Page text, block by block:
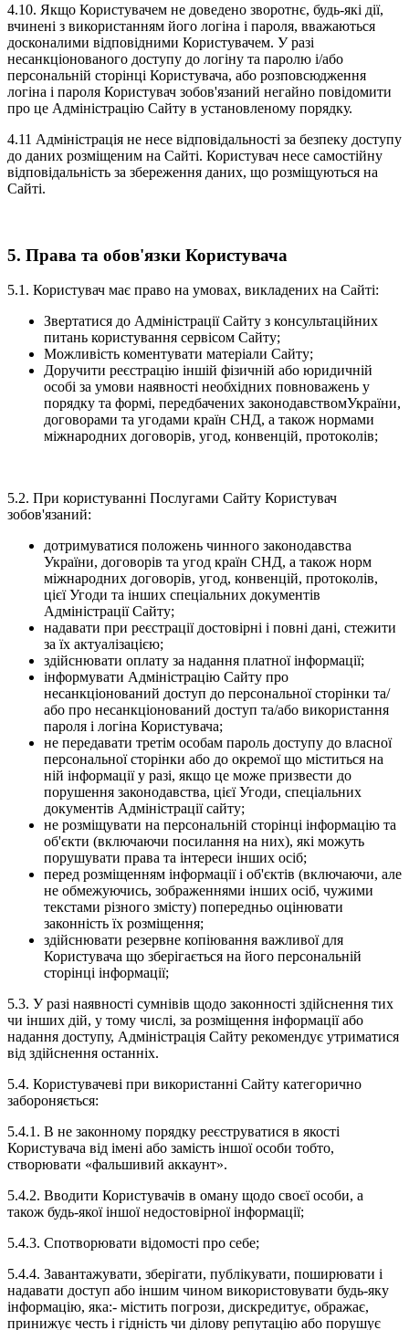
4.10. Якщо Користувачем не доведено зворотнє, будь-які дії,
вчинені з використанням його логіна і пароля, вважаються
досконалими відповідними Користувачем. У разі
несанкціонованого доступу до логіну та паролю і/або
персональній сторінці Користувача, або розповсюдження
логіна і пароля Користувач зобов'язаний негайно повідомити
про це Адміністрацію Сайту в установленому порядку.
4.11 Адміністрація не несе відповідальності за безпеку доступу
до даних розміщеним на Сайті. Користувач несе самостійну
відповідальність за збереження даних, що розміщуються на
Сайті.
5. Права та обов'язки Користувача
5.1. Користувач має право на умовах, викладених на Сайті:
Звертатися до Адміністрації Сайту з консультаційних
питань користування сервісом Сайту;
Можливість коментувати матеріали Сайту;
Доручити реєстрацію іншій фізичній або юридичній
особі за умови наявності необхідних повноважень у
порядку та формі, передбачених законодавствомУкраїни,
договорами та угодами країн СНД, а також нормами
міжнародних договорів, угод, конвенцій, протоколів;
5.2. При користуванні Послугами Сайту Користувач
зобов'язаний:
дотримуватися положень чинного законодавства
України, договорів та угод країн СНД, а також норм
міжнародних договорів, угод, конвенцій, протоколів,
цієї Угоди та інших спеціальних документів
Адміністрації Сайту;
надавати при реєстрації достовірні і повні дані, стежити
за їх актуалізацією;
здійснювати оплату за надання платної інформації;
інформувати Адміністрацію Сайту про
несанкціонований доступ до персональної сторінки та/
або про несанкціонований доступ та/або використання
пароля і логіна Користувача;
не передавати третім особам пароль доступу до власної
персональної сторінки або до окремої що міститься на
ній інформації у разі, якщо це може призвести до
порушення законодавства, цієї Угоди, спеціальних
документів Адміністрації сайту;
не розміщувати на персональній сторінці інформацію та
об'єкти (включаючи посилання на них), які можуть
порушувати права та інтереси інших осіб;
перед розміщенням інформації і об'єктів (включаючи, але
не обмежуючись, зображеннями інших осіб, чужими
текстами різного змісту) попередньо оцінювати
законність їх розміщення;
здійснювати резервне копіювання важливої для
Користувача що зберігається на його персональній
сторінці інформації;
5.3. У разі наявності сумнівів щодо законності здійснення тих
чи інших дій, у тому числі, за розміщення інформації або
надання доступу, Адміністрація Сайту рекомендує утриматися
від здійснення останніх.
5.4. Користувачеві при використанні Сайту категорично
забороняється:
5.4.1. В не законному порядку реєструватися в якості
Користувача від імені або замість іншої особи тобто,
створювати «фальшивий аккаунт».
5.4.2. Вводити Користувачів в оману щодо своєї особи, а
також будь-якої іншої недостовірної інформації;
5.4.3. Спотворювати відомості про себе;
5.4.4. Завантажувати, зберігати, публікувати, поширювати і
надавати доступ або іншим чином використовувати будь-яку
інформацію, яка:- містить погрози, дискредитує, ображає,
принижує честь і гідність чи ділову репутацію або порушує